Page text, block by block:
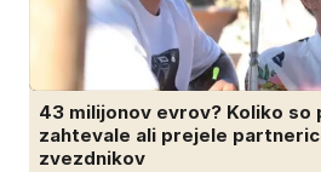
43 milijonov evrov? Koliko so
zahtevale ali prejele
zvezdnikov